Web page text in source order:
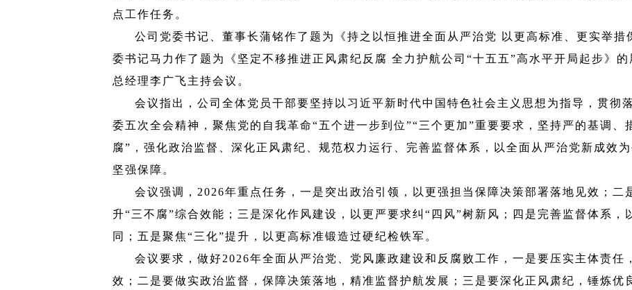
点工作任务 。
公司党委书记、董事长蒲铭作了题为《持之以恒推进全面从严治党 以更高标准、更实举措
委书记马力作了题为《坚定不移推进正风肃纪反腐 全力护航公司“十五五”高水平开局起步》的
总经理李广飞主持会议 。
会议指出， 公司全体党员干部要坚持以习近平新时代中国特色社会主义思想为指导，贯彻
委五次全会精神，聚焦党的自我革命“五个进一步到位”“三个更加”重要要求，坚持严的基调、
腐”，强化政治监督、深化正风肃纪、规范权力运行、完善监督体系，以全面从严治党新成效
坚强保障 。
会议强调， 2026年重点任务，一是突出政治引领，以更强担当保障决策部署落地见效；二
升“三不腐”综合效能；三是深化作风建设，以更严要求纠“四风”树新风；四是完善监督体系，
同；五是聚焦“三化”提升，以更高标准锻造过硬纪检铁军 。
会议要求， 做好2026年全面从严治党、党风廉政建设和反腐败工作，一是要压实主体责任
效；二是要做实政治监督，保障决策落地，精准监督护航发展；三是要深化正风肃纪，锤炼优